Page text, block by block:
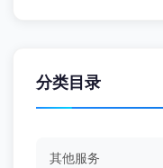
分类目录
其他服务